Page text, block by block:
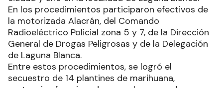
En los procedimientos participaron efectivos de
la motorizada Alacrán, del Comando
Radioeléctrico Policial zona 5 y 7, de la Dirección
General de Drogas Peligrosas y de la Delegación
de Laguna Blanca.
Entre estos procedimientos, se logró el
secuestro de 14 plantines de marihuana,